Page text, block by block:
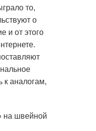
то,
о
и от этого
к аналогам,
на швейной